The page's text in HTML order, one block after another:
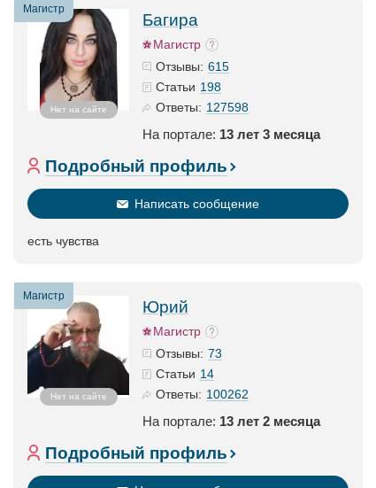
Магистр
Нет на сайте
Багира
Магистр
Отзывы: 615
Статьи 198
Ответы: 127598
На портале: 13 лет 3 месяца
Подробный профиль
Написать сообщение
есть чувства
Магистр
Нет на сайте
Юрий
Магистр
Отзывы: 73
Статьи 14
Ответы: 100262
На портале: 13 лет 2 месяца
Подробный профиль